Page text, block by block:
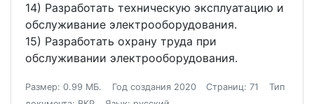
14) Разработать техническую эксплуатацию и
обслуживание электрооборудования.
15) Разработать охрану труда при
обслуживании электрооборудования.
Размер: 0.99 МБ. Год создания 2020 Страниц: 71
Тип